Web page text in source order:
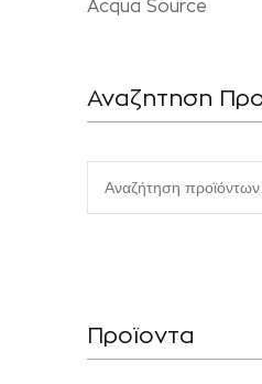
Acqua Source
Αναζητηση
Προϊοντα